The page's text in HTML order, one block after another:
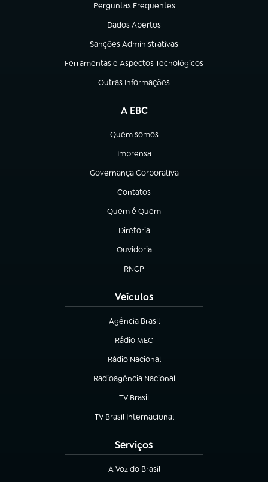
Perguntas Frequentes
(abre em nova aba)
Dados Abertos
(abre em nova aba)
Sanções Administrativas
(abre em nova aba)
Ferramentas e Aspectos Tecnológicos
(abre em nova aba)
Outras Informações
(abre em nova aba)
A EBC
Quem somos
(abre em nova aba)
Imprensa
(abre em nova aba)
Governança Corporativa
(abre em nova aba)
Contatos
(abre em nova aba)
Quem é Quem
(abre em nova aba)
Diretoria
(abre em nova aba)
Ouvidoria
(abre em nova aba)
RNCP
(abre em nova aba)
Veículos
Agência Brasil
(abre em nova aba)
Rádio MEC
(abre em nova aba)
Rádio Nacional
Radioagência Nacional
(abre em nova aba)
TV Brasil
(abre em nova aba)
TV Brasil Internacional
(abre em nova aba)
Serviços
A Voz do Brasil
(abre em nova aba)